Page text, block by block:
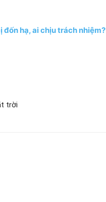
hạ, ai chịu trách nhiệm?
trời